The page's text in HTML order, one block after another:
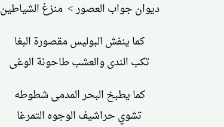
ديوان جواب العصور > منزغ الشياطين
كما ينفش البوليس مقصورة البغا
تكب الندى والعشب طاحونة الوغى
كما يطبخ البحر المدمى شطوطه
تشوي حراشيف الوجوه التمرغا